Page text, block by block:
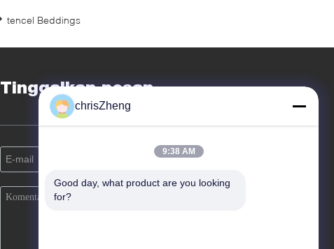
tencel Beddings
Tinggalkan pesan
chrisZheng
9:38 AM
Good day, what product are you looking
for?